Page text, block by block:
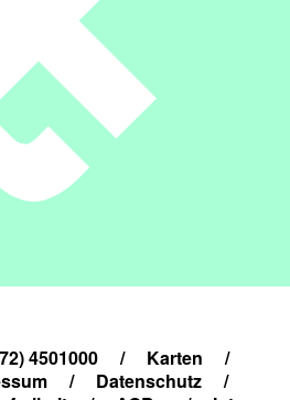
4501000 / Karten
/
/ Datenschutz
/